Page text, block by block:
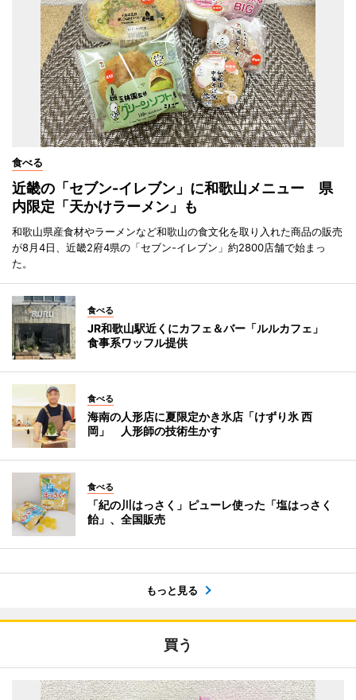
食べる
近畿の「セブン-イレブン」に和歌山メニュー 県
内限定「天かけラーメン」も
和歌山県産食材やラーメンなど和歌山の食文化を取り入れた商品の販売
が8月4日、近畿2府4県の「セブン-イレブン」約2800店舗で始まっ
た。
食べる
JR和歌山駅近くにカフェ＆バー「ルルカフェ」
食事系ワッフル提供
食べる
海南の人形店に夏限定かき氷店「けずり氷 西
岡」 人形師の技術生かす
食べる
「紀の川はっさく」ピューレ使った「塩はっさく
飴」、全国販売
もっと見る
買う